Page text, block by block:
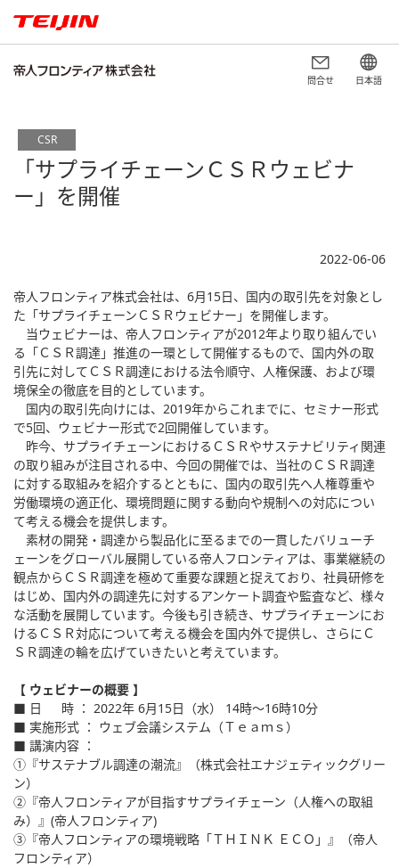
問合せ 日本語
CSR
「サプライチェーンＣＳＲウェビナ
ー」を開催
2022-06-06
帝人フロンティア株式会社は、6月15日、国内の取引先を対象とし
た「サプライチェーンＣＳＲウェビナー」を開催します。
当ウェビナーは、帝人フロンティアが2012年より取り組んでい
る「ＣＳＲ調達」推進の一環として開催するもので、国内外の取
引先に対してＣＳＲ調達における法令順守、人権保護、および環
境保全の徹底を目的としています。
国内の取引先向けには、2019年からこれまでに、セミナー形式
で5回、ウェビナー形式で2回開催しています。
昨今、サプライチェーンにおけるＣＳＲやサステナビリティ関連
の取り組みが注目される中、今回の開催では、当社のＣＳＲ調達
に対する取組みを紹介するとともに、国内の取引先へ人権尊重や
労働環境の適正化、環境問題に関する動向や規制への対応につい
て考える機会を提供します。
素材の開発・調達から製品化に至るまでの一貫したバリューチ
ェーンをグローバル展開している帝人フロンティアは、事業継続の
観点からＣＳＲ調達を極めて重要な課題と捉えており、社員研修を
はじめ、国内外の調達先に対するアンケート調査や監査など、様々
な活動を展開しています。今後も引き続き、サプライチェーンにお
けるＣＳＲ対応について考える機会を国内外で提供し、さらにＣ
ＳＲ調達の輪を広げていきたいと考えています。
【 ウェビナーの概要 】
■ 日 時 ： 2022年 6月15日（水） 14時～16時10分
■ 実施形式 ： ウェブ会議システム（Ｔｅａｍｓ）
■ 講演内容 ：
①『サステナブル調達の潮流』（株式会社エナジェティックグリー
ン）
②『帝人フロンティアが目指すサプライチェーン（人権への取組
み）』(帝人フロンティア)
③『帝人フロンティアの環境戦略「ＴＨＩＮＫ ＥＣＯ」』（帝人
フロンティア）